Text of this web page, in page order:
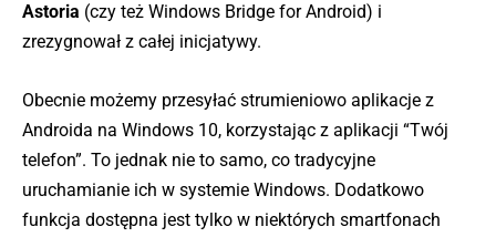
Astoria (czy też Windows Bridge for Android) i
zrezygnował z całej inicjatywy.
Obecnie możemy przesyłać strumieniowo aplikacje z
Androida na Windows 10, korzystając z aplikacji “Twój
telefon”. To jednak nie to samo, co tradycyjne
uruchamianie ich w systemie Windows. Dodatkowo
funkcja dostępna jest tylko w niektórych smartfonach